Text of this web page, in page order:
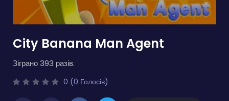
City Banana Man Agent
Зіграно 393 разів.
0 (0 Голосів)